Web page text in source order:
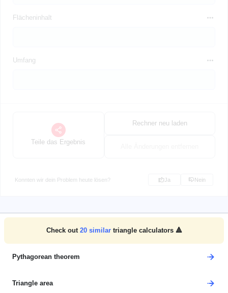
Flächeninhalt
Umfang
Teile das Ergebnis
Rechner neu laden
Konnten wir dein Problem heute lösen? Ja Nein
Check out 20similar triangle calculators 🔺
Pythagorean theorem
Triangle area